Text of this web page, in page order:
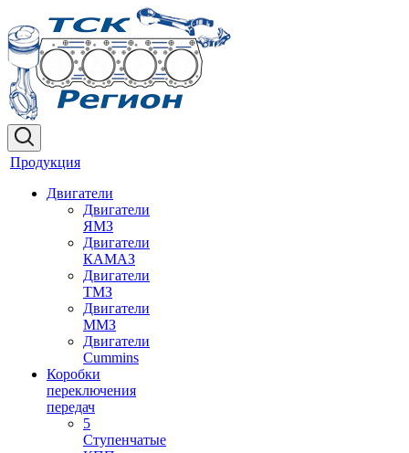
Продукция
Двигатели
Двигатели
ЯМЗ
Двигатели
КАМАЗ
Двигатели
ТМЗ
Двигатели
ММЗ
Двигатели
Cummins
Коробки
переключения
передач
5
Ступенчатые